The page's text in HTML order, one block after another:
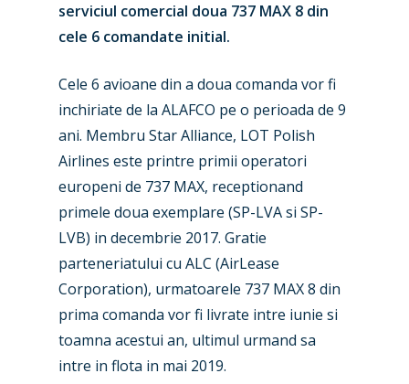
serviciul comercial doua 737 MAX 8 din
cele 6 comandate initial.
Cele 6 avioane din a doua comanda vor fi
inchiriate de la ALAFCO pe o perioada de 9
ani. Membru Star Alliance, LOT Polish
Airlines este printre primii operatori
europeni de 737 MAX, receptionand
primele doua exemplare (SP-LVA si SP-
LVB) in decembrie 2017. Gratie
parteneriatului cu ALC (AirLease
Corporation), urmatoarele 737 MAX 8 din
prima comanda vor fi livrate intre iunie si
toamna acestui an, ultimul urmand sa
intre in flota in mai 2019.